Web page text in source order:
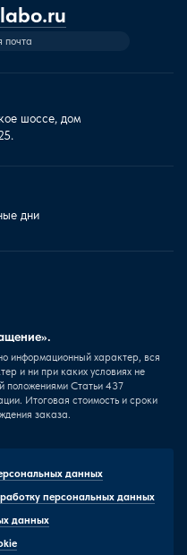
почта
шоссе, дом
дни
информационный характер, вся
и ни при каких условиях не
положениями Статьи 437
Итоговая стоимость и сроки
заказа.
данных
персональных данных
данных